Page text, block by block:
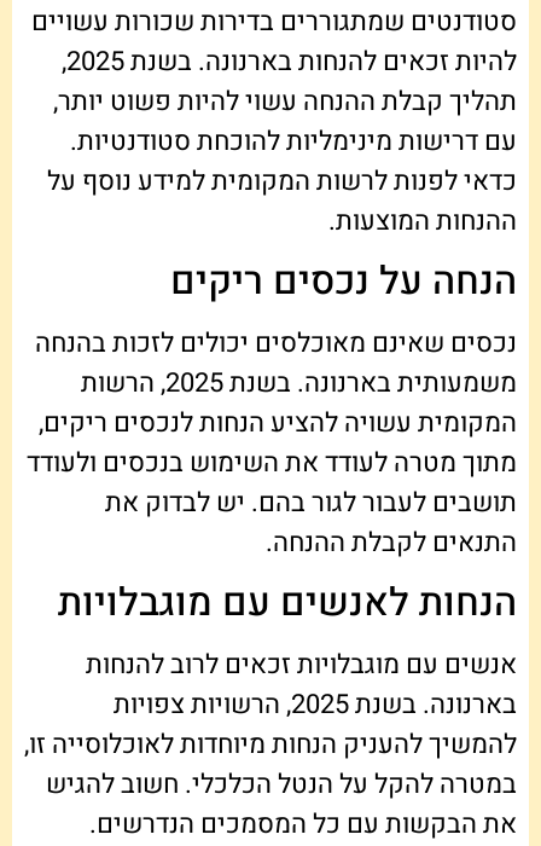
סטודנטים שמתגוררים בדירות שכורות עשויים
להיות זכאים להנחות בארנונה. בשנת 2025,
תהליך קבלת ההנחה עשוי להיות פשוט יותר,
עם דרישות מינימליות להוכחת סטודנטיות.
כדאי לפנות לרשות המקומית למידע נוסף על
ההנחות המוצעות.
הנחה על נכסים ריקים
נכסים שאינם מאוכלסים יכולים לזכות בהנחה
משמעותית בארנונה. בשנת 2025, הרשות
המקומית עשויה להציע הנחות לנכסים ריקים,
מתוך מטרה לעודד את השימוש בנכסים ולעודד
תושבים לעבור לגור בהם. יש לבדוק את
התנאים לקבלת ההנחה.
הנחות לאנשים עם מוגבלויות
אנשים עם מוגבלויות זכאים לרוב להנחות
בארנונה. בשנת 2025, הרשויות צפויות
להמשיך להעניק הנחות מיוחדות לאוכלוסייה זו,
במטרה להקל על הנטל הכלכלי. חשוב להגיש
את הבקשות עם כל המסמכים הנדרשים.